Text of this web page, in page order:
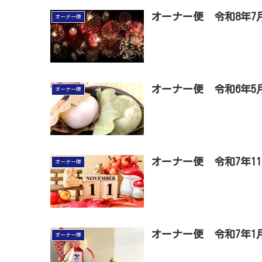
オーナー便 オーナー便 令和8年7
オーナー便 オーナー便 令和6年5
オーナー便 オーナー便 令和7年11
オーナー便 オーナー便 令和7年1